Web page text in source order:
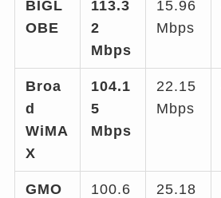
BIGL
OBE
113.3
2
Mbps
15.96
Mbps
Broa
d
WiMA
X
104.1
5
Mbps
22.15
Mbps
GMO
100.6
25.18